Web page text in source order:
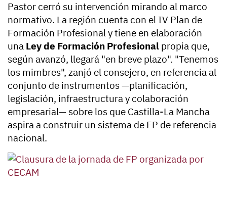
Pastor cerró su intervención mirando al marco
normativo. La región cuenta con el IV Plan de
Formación Profesional y tiene en elaboración
una Ley de Formación Profesional propia que,
según avanzó, llegará "en breve plazo". "Tenemos
los mimbres", zanjó el consejero, en referencia al
conjunto de instrumentos —planificación,
legislación, infraestructura y colaboración
empresarial— sobre los que Castilla-La Mancha
aspira a construir un sistema de FP de referencia
nacional.